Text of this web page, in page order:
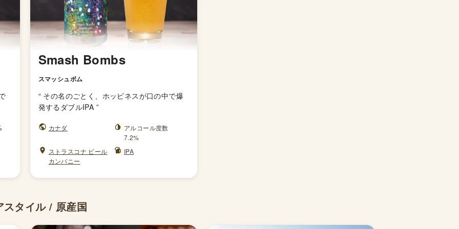
Smash Bombs
スマッシュボム
“ その名のごとく、ホッピネスが口の中で爆
発するダブルIPA ”
カナダ
アルコール度数
7.2%
ストラスコナ ビール
カンパニー
IPA
タイル / 原産国